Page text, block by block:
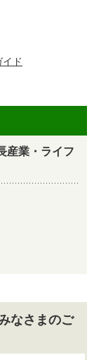
ド
業・ライフ
なさまのご